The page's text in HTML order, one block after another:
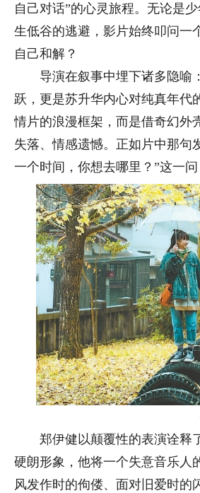
自己对话”的心灵旅程。无论是
生低谷的逃避，影片始终叩问一
自己和解？
导演在叙事中埋下诸多隐喻：
跃，更是苏升华内心对纯真年代
情片的浪漫框架，而是借奇幻
失落、情感遗憾。正如片中那句
一个时间，你想去哪里？”这一
《
郑伊健以颠覆性的表演诠释
硬朗形象，他将一个失意音乐人
风发作时的佝偻、面对旧爱时的